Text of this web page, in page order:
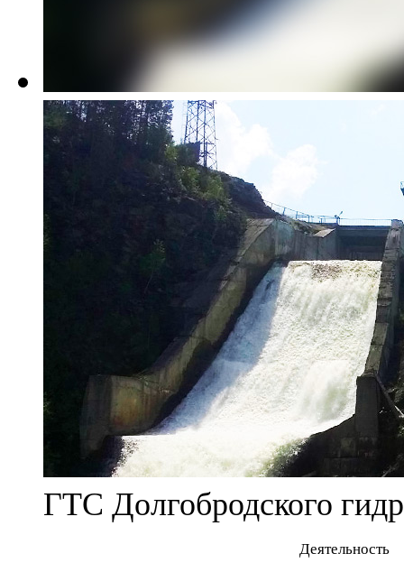
ГТС Долгобродского
Деятельность